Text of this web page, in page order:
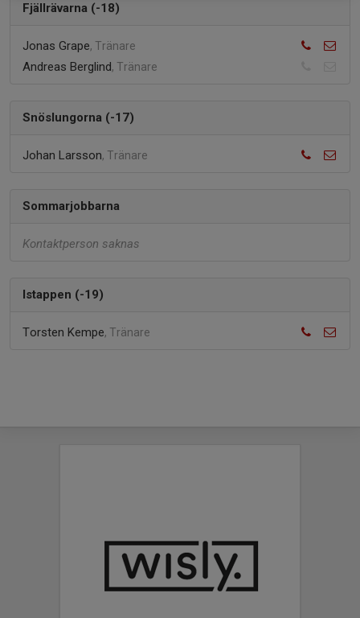
Fjällrävarna (-18)
Jonas Grape, Tränare
Andreas Berglind, Tränare
Snöslungorna (-17)
Johan Larsson, Tränare
Sommarjobbarna
Kontaktperson saknas
Istappen (-19)
Torsten Kempe, Tränare